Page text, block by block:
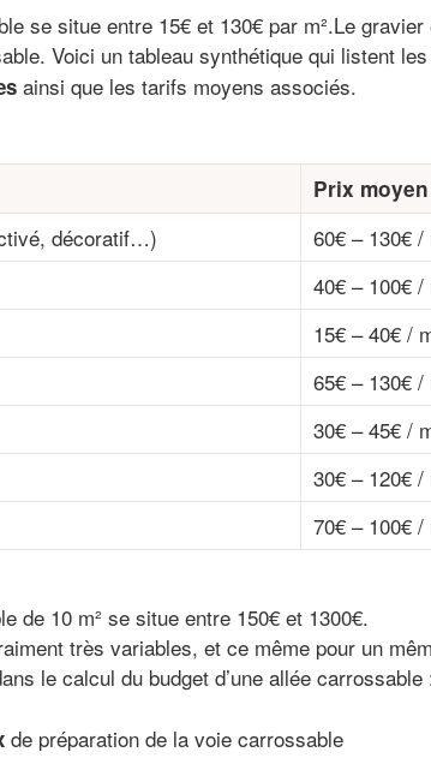
se situe entre 15€ et 130€ par m².Le
Voici un tableau synthétique qui listent
ainsi que les tarifs moyens associés.
Prix
décoratif…)
60€ – 130€ /
40€ – 100€ /
15€ – 40€ /
65€ – 130€ /
30€ – 45€ /
30€ – 120€ /
70€ – 100€ /
de 10 m² se situe entre 150€ et 1300€.
très variables, et ce même pour un
le calcul du budget d’une allée carrossable
de préparation de la voie carrossable